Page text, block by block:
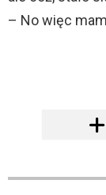
– No więc